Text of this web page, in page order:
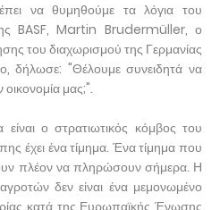
να θυμηθούμε τα λόγια του
BASF, Martin Brudermüller, ο
του διαχωρισμού της Γερμανίας
δήλωσε: "Θέλουμε συνειδητά να
μας;".
ο στρατιωτικός κόμβος του
έχει ένα τίμημα. Ένα τίμημα που
πλέον να πληρώσουν σήμερα. Η
δεν είναι ένα μεμονωμένο